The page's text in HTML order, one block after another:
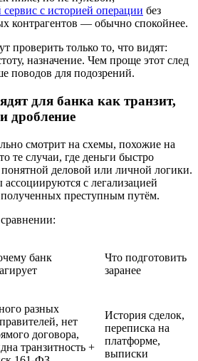
с историей операции без
контрагентов — обычно спокойнее.
проверить только то, что видят:
назначение. Чем проще этот след
поводов для подозрений.
для банка как транзит,
дробление
смотрит на схемы, похожие на
те случаи, где деньги быстро
понятной деловой или личной логики.
с легализацией
преступным путём.
банк
Что подготовить
заранее
разных
нет
договора,
транзитность +
История сделок,
переписка на
платформе,
выписки